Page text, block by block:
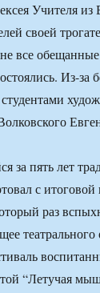
Учителя
своей
все обещанные
Из-за
за пять лет
с
раз
“Летучая